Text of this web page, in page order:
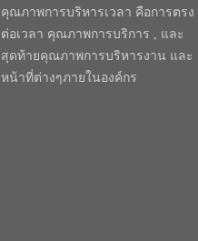
คุณภาพการบริหารเวลา คือการตรง
ต่อเวลา คุณภาพการบริการ , และ
สุดท้ายคุณภาพการบริหารงาน และ
หน้าที่ต่างๆภายในองค์กร